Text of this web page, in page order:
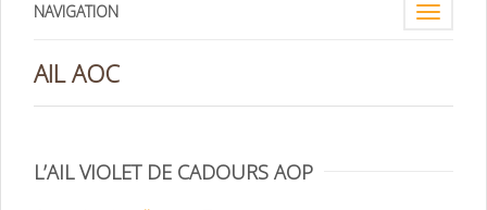
Toggle
NAVIGATION
AIL AOC
L’AIL VIOLET DE CADOURS AOP